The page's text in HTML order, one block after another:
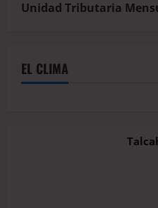
Unidad Tributaria
EL CLIMA